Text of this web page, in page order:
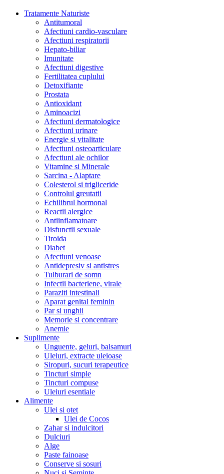
Tratamente Naturiste
Antitumoral
Afectiuni cardio-vasculare
Afectiuni respiratorii
Hepato-biliar
Imunitate
Afectiuni digestive
Fertilitatea cuplului
Detoxifiante
Prostata
Antioxidant
Aminoacizi
Afectiuni dermatologice
Afectiuni urinare
Energie si vitalitate
Afectiuni osteoarticulare
Afectiuni ale ochilor
Vitamine si Minerale
Sarcina - Alaptare
Colesterol si trigliceride
Controlul greutatii
Echilibrul hormonal
Reactii alergice
Antiinflamatoare
Disfunctii sexuale
Tiroida
Diabet
Afectiuni venoase
Antidepresiv si antistres
Tulburari de somn
Infectii bacteriene, virale
Paraziti intestinali
Aparat genital feminin
Par si unghii
Memorie si concentrare
Anemie
Suplimente
Unguente, geluri, balsamuri
Uleiuri, extracte uleioase
Siropuri, sucuri terapeutice
Tincturi simple
Tincturi compuse
Uleiuri esentiale
Alimente
Ulei si otet
Ulei de Cocos
Zahar si indulcitori
Dulciuri
Alge
Paste fainoase
Conserve si sosuri